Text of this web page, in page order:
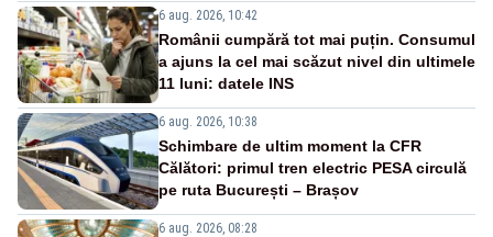
6 aug. 2026, 10:42
Românii cumpără tot mai puțin. Consumul
a ajuns la cel mai scăzut nivel din ultimele
11 luni: datele INS
6 aug. 2026, 10:38
Schimbare de ultim moment la CFR
Călători: primul tren electric PESA circulă
pe ruta București – Brașov
6 aug. 2026, 08:28